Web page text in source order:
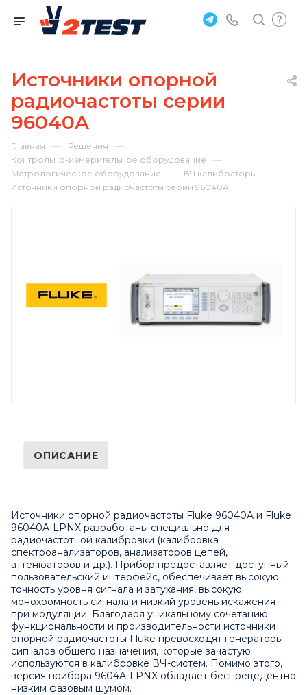
Источники опорной
радиочастоты серии
96040A
Главная — Решения —
Контрольно-измерительное оборудование —
Метрологическое оборудование — ВЧ калибраторы —
Источники опорной радиочастоты серии 96040A
ОПИСАНИЕ
Источники опорной радиочастоты Fluke 96040A и Fluke
96040A-LPNX разработаны специально для
радиочастотной калибровки (калибровка
спектроанализаторов, анализаторов цепей,
аттенюаторов и др.). Прибор предоставляет доступный
пользовательский интерфейс, обеспечивает высокую
точность уровня сигнала и затухания, высокую
монохромность сигнала и низкий уровень искажения
при модуляции. Благодаря уникальному сочетанию
функциональности и производительности источники
опорной радиочастоты Fluke превосходят генераторы
сигналов общего назначения, которые зачастую
используются в калибровке ВЧ-систем. Помимо этого,
версия прибора 9604A-LPNX обладает беспрецедентно
низким фазовым шумом.